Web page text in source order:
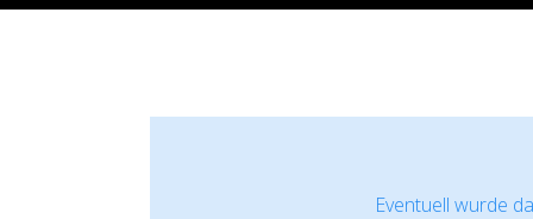
Eventuell wurde